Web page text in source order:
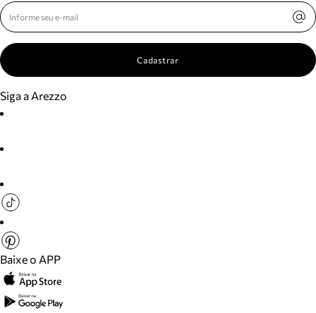
Cadastrar
Siga a Arezzo
Baixe o APP